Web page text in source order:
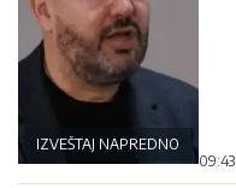
IZVEŠTAJ NAPREDNOG KLUBA
09:43